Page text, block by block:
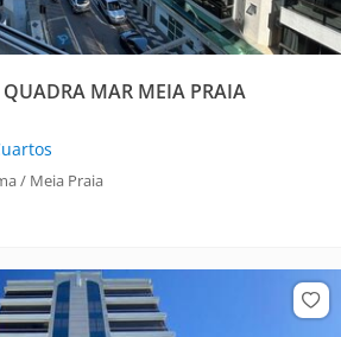
MAR MEIA PRAIA
/ Meia Praia